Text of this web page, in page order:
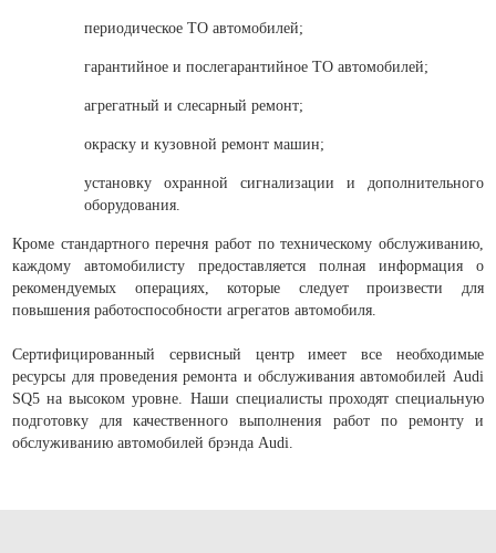
периодическое ТО автомобилей;
гарантийное и послегарантийное ТО автомобилей;
агрегатный и слесарный ремонт;
окраску и кузовной ремонт машин;
установку охранной сигнализации и дополнительного
оборудования.
Кроме стандартного перечня работ по техническому обслуживанию,
каждому автомобилисту предоставляется полная информация о
рекомендуемых операциях, которые следует произвести для
повышения работоспособности агрегатов автомобиля.
Сертифицированный сервисный центр имеет все необходимые
ресурсы для проведения ремонта и обслуживания автомобилей Audi
SQ5 на высоком уровне. Наши специалисты проходят специальную
подготовку для качественного выполнения работ по ремонту и
обслуживанию автомобилей брэнда Audi.